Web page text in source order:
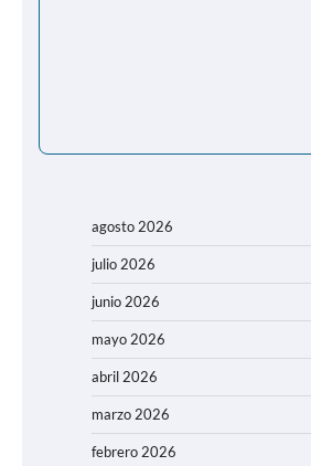
agosto 2026
julio 2026
junio 2026
mayo 2026
abril 2026
marzo 2026
febrero 2026